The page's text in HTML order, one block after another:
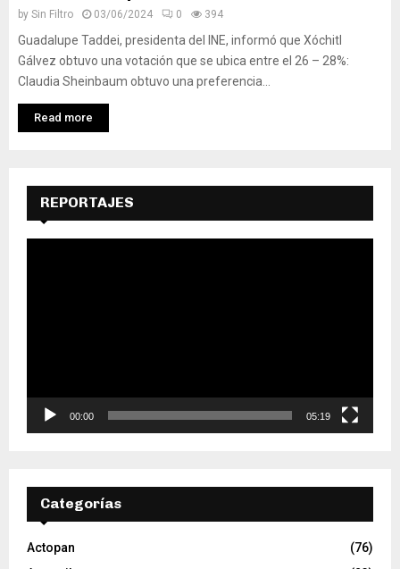
by Sin Filtro 03/06/2024 0 394
Guadalupe Taddei, presidenta del INE, informó que Xóchitl
Gálvez obtuvo una votación que se ubica entre el 26 – 28%:
Claudia Sheinbaum obtuvo una preferencia...
Read more
REPORTAJES
t
r
v
e
o
00:00 05:19
Categorías
Actopan
(76)